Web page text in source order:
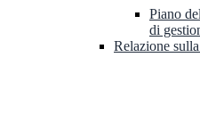
Piano
di
Relazione